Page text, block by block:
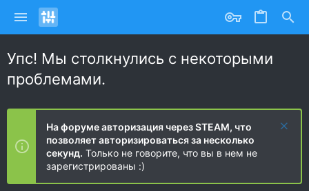
Упс! Мы столкнулись с некоторыми
проблемами.
На форуме авторизация через STEAM, что
позволяет авторизироваться за несколько
секунд. Только не говорите, что вы в нем не
зарегистрированы :)